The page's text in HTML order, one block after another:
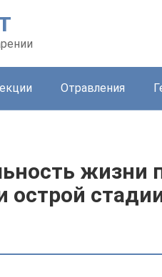
Отравления
жизни
острой